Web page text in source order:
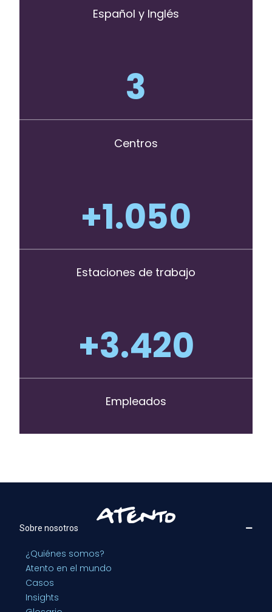
Español y Inglés
3
Centros
+1.050
Estaciones de trabajo
+3.420
Empleados
Sobre nosotros
¿Quiénes somos?
Atento en el mundo
Casos
Insights